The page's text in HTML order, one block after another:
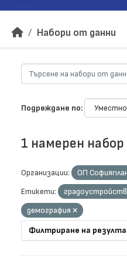
Набори от данни
Подреждане по
1 намерен
Организации: ОП
Етикети:
демография
Филтриране на